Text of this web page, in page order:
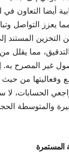
أيضا التعاون
يعزز التواصل
المستند
مما يقلل
غير المصرح به.
وفعاليتها من حيث
الحسابات، لا
والمتوسطة
المستمرة